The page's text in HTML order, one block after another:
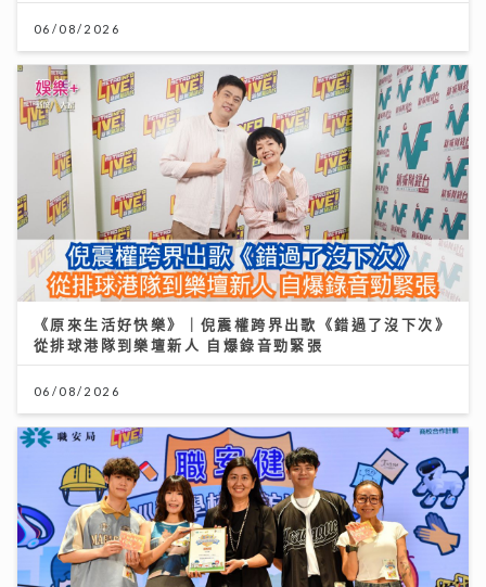
06/08/2026
《原來生活好快樂》｜倪震權跨界出歌《錯過了沒下次》
從排球港隊到樂壇新人 自爆錄音勁緊張
06/08/2026